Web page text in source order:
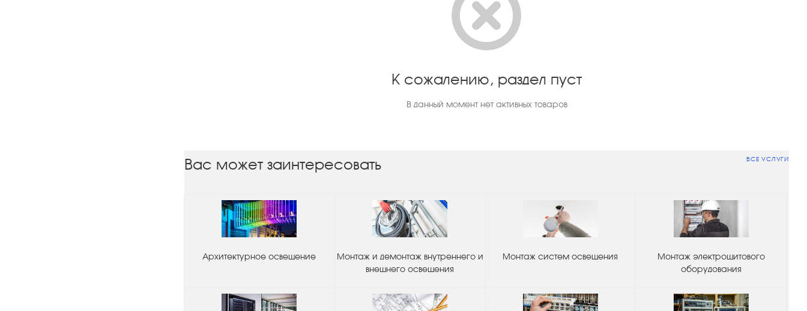
К сожалению, раздел пуст
В данный момент нет активных товаров
Вас может заинтересовать ВСЕ УСЛУГИ
Архитектурное освещение
Монтаж и демонтаж внутреннего и
внешнего освещения
Монтаж систем освещения
Монтаж электрощитового
оборудования